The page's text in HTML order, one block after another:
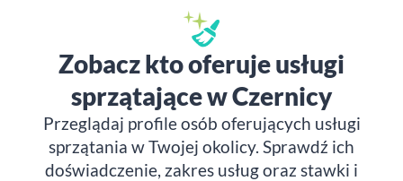
Zobacz kto oferuje usługi
sprzątające w Czernicy
Przeglądaj profile osób oferujących usługi
sprzątania w Twojej okolicy. Sprawdź ich
doświadczenie, zakres usług oraz stawki i